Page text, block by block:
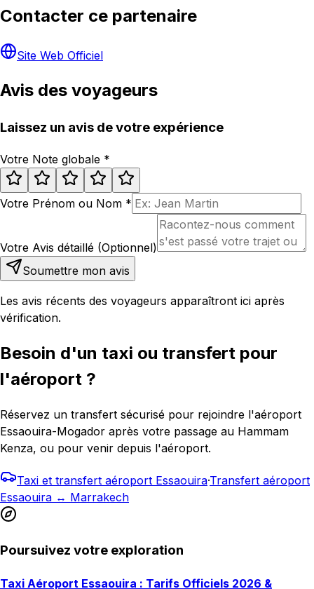
Contacter ce partenaire
Site Web Officiel
Avis des voyageurs
Laissez un avis de votre expérience
Votre Note globale *
Votre Prénom ou Nom *
Votre Avis détaillé (Optionnel)
Soumettre mon avis
Les avis récents des voyageurs apparaîtront ici après
vérification.
Besoin d'un taxi ou transfert pour
l'aéroport ?
Réservez un transfert sécurisé pour rejoindre l'aéroport
Essaouira-Mogador après votre passage au Hammam
Kenza, ou pour venir depuis l'aéroport.
Taxi et transfert aéroport Essaouira·Transfert aéroport
Essaouira ↔ Marrakech
Poursuivez votre exploration
Taxi Aéroport Essaouira : Tarifs Officiels 2026 &